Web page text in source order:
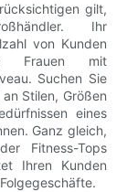
gilt,
Ihr
von Kunden
Frauen mit
Suchen Sie
Stilen, Größen
eines
Ganz gleich,
Fitness-Tops
Ihren Kunden